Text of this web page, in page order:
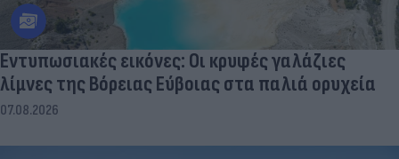
Εντυπωσιακές εικόνες: Οι κρυφές γαλάζιες
λίμνες της Βόρειας Εύβοιας στα παλιά ορυχεία
07.08.2026